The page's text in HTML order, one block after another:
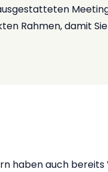
Rahmen, damit
haben auch